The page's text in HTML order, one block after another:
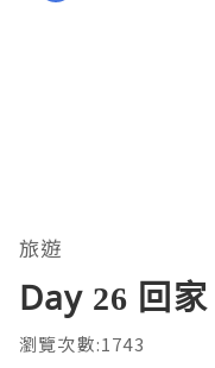
旅遊
Day 26 回家
瀏覽次數:1743